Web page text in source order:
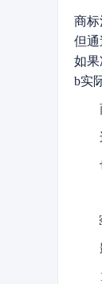
商标
但通
如果
b实